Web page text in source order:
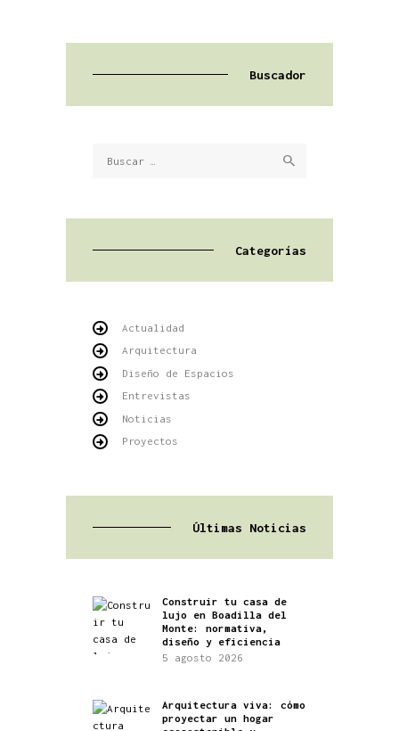
Buscador
Categorías
Actualidad
Arquitectura
Diseño de Espacios
Entrevistas
Noticias
Proyectos
Últimas Noticias
Construir tu casa de
lujo en Boadilla del
Monte: normativa,
diseño y eficiencia
5 agosto 2026
Arquitectura viva: cómo
proyectar un hogar